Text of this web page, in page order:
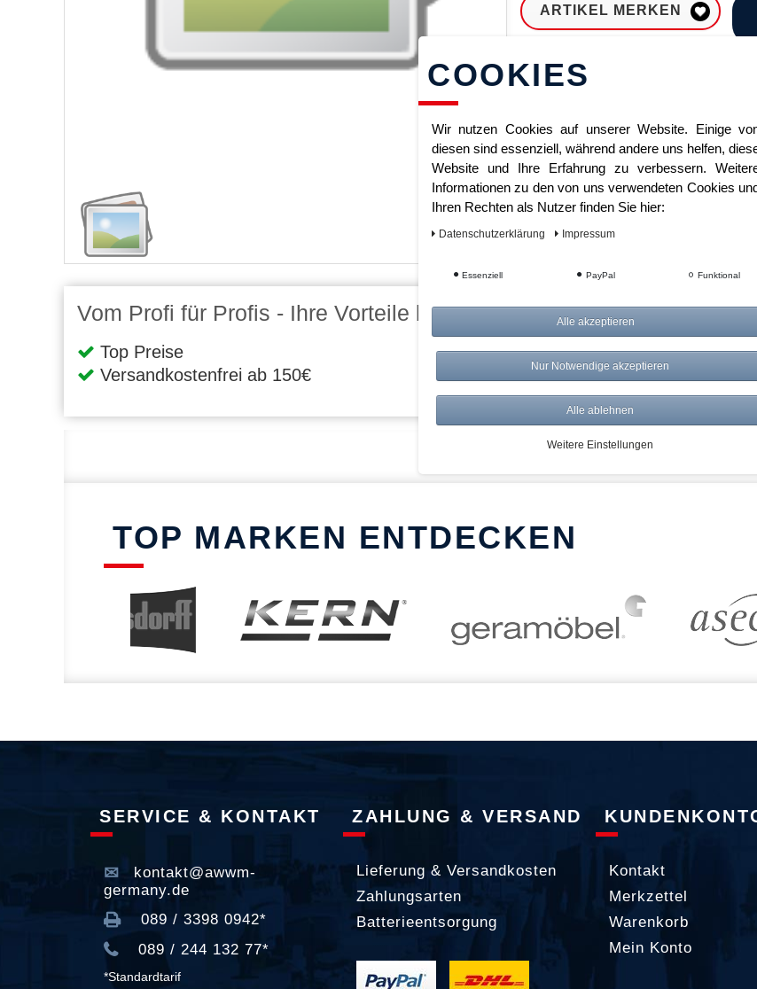
ARTIKEL MERKEN
Sofort lieferbar
Vom Profi für Profis - Ihre Vorteile bei AWWM:
Top Preise
Versandkostenfrei ab 150€
Risikolos: 14 Tage Rückgabe
Über 20.000 Artikel
TOP MARKEN ENTDECKEN
SERVICE & KONTAKT
kontakt@awwm-
germany.de
089 / 3398 0942*
089 / 244 132 77*
*Standardtarif
ZAHLUNG & VERSAND
Lieferung & Versandkosten
Zahlungsarten
Batterieentsorgung
Kontakt
Merkzettel
Warenkorb
Mein Konto
COOKIES
Wir nutzen Cookies auf unserer Website. Einige
diesen sind essenziell, während andere uns helfen,
Website und Ihre Erfahrung zu verbessern.
Informationen zu den von uns verwendeten Cookies
Ihren Rechten als Nutzer finden Sie hier:
Daten­schutz­erklärung Impressum
Essenziell PayPal Funktional
Alle akzeptieren
Nur Notwendige akzeptieren
Alle ablehnen
Weitere Einstellungen